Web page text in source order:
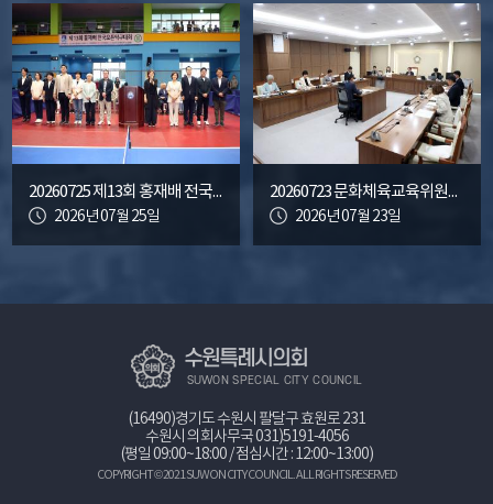
20260725 제13회 홍재배 전국오픈탁구대회
2026년 07월 25일
20260723 문화체육교육위원회 조례안 등 안건심사
2026년 07월 23일
수원특례시의회
SUWON SPECIAL CITY COUNCIL
(16490)경기도 수원시 팔달구 효원로 231
수원시 의회사무국031)5191-4056
(평일 09:00~18:00 / 점심시간 : 12:00~13:00)
COPYRIGHT © 2021 SUWON CITY COUNCIL. ALL RIGHTS RESERVED